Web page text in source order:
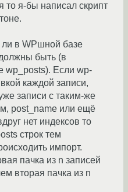
то я-бы написал скрипт
ли в WPшной базе
быть (в
wp_posts). Если wp-
каждой записи,
записи с таким-же
post_name или ещё
нет индексов то
строк тем
импорт.
пачка из n записей
вторая пачка из n